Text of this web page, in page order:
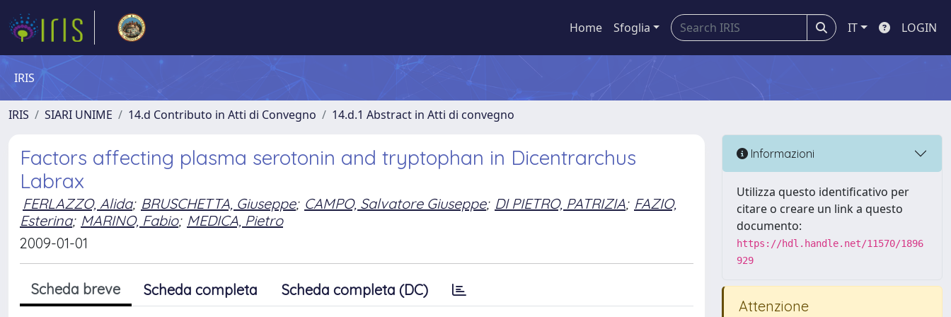
Home Sfoglia IT LOGIN
IRIS
IRIS SIARI UNIME 14.d Contributo in Atti di Convegno 14.d.1 Abstract in Atti di convegno
Factors affecting plasma serotonin and tryptophan in Dicentrarchus
Labrax
FERLAZZO, Alida; BRUSCHETTA, Giuseppe; CAMPO, Salvatore Giuseppe; DI PIETRO, PATRIZIA; FAZIO,
Esterina; MARINO, Fabio; MEDICA, Pietro
2009-01-01
Scheda breve Scheda completa Scheda completa (DC)
Informazioni
Utilizza questo identificativo per
citare o creare un link a questo
documento:
https://hdl.handle.net/11570/1896
929
Attenzione